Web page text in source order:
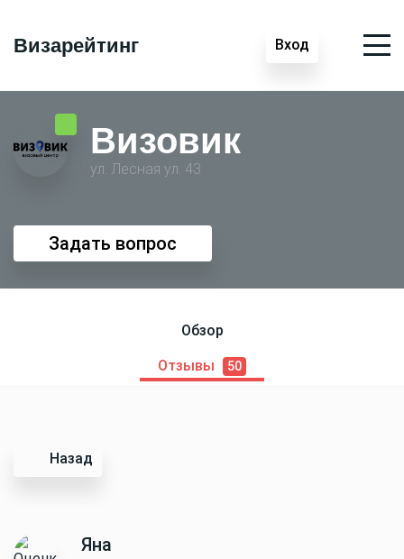
Визарейтинг Вход
Визовик
ул. Лесная ул. 43
Задать вопрос
Обзор
Отзывы 50
Назад
Яна